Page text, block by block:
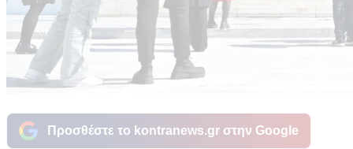
Προσθέστε το kontranews.gr στην Google